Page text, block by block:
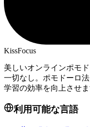
KissFocus
美しいオンラインポモ
一切なし。ポモドーロ
学習の効率を向上させま
利用可能な言語